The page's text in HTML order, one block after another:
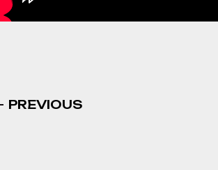
PREVIOUS